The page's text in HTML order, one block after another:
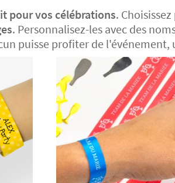
pour vos célébrations.
. Personnalisez-les avec des
puisse profiter de